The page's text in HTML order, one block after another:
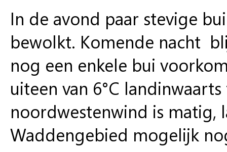
In de avond paar stevige
bewolkt. Komende nacht
nog een enkele bui
uiteen van 6°C
noordwestenwind is matig,
Waddengebied mogelijk